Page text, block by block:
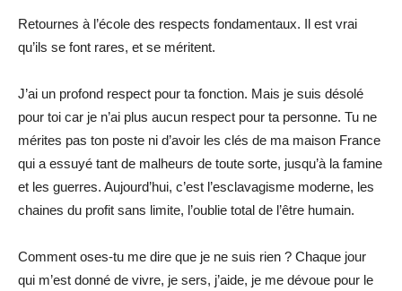
Retournes à l’école des respects fondamentaux. Il est vrai
qu’ils se font rares, et se méritent.
J’ai un profond respect pour ta fonction. Mais je suis désolé
pour toi car je n’ai plus aucun respect pour ta personne. Tu ne
mérites pas ton poste ni d’avoir les clés de ma maison France
qui a essuyé tant de malheurs de toute sorte, jusqu’à la famine
et les guerres. Aujourd’hui, c’est l’esclavagisme moderne, les
chaines du profit sans limite, l’oublie total de l’être humain.
Comment oses-tu me dire que je ne suis rien ? Chaque jour
qui m’est donné de vivre, je sers, j’aide, je me dévoue pour le